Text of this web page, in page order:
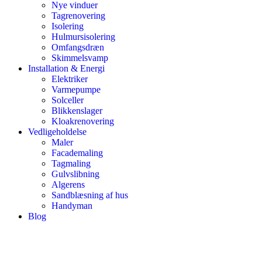
Nye vinduer
Tagrenovering
Isolering
Hulmursisolering
Omfangsdræn
Skimmelsvamp
Installation & Energi
Elektriker
Varmepumpe
Solceller
Blikkenslager
Kloakrenovering
Vedligeholdelse
Maler
Facademaling
Tagmaling
Gulvslibning
Algerens
Sandblæsning af hus
Handyman
Blog